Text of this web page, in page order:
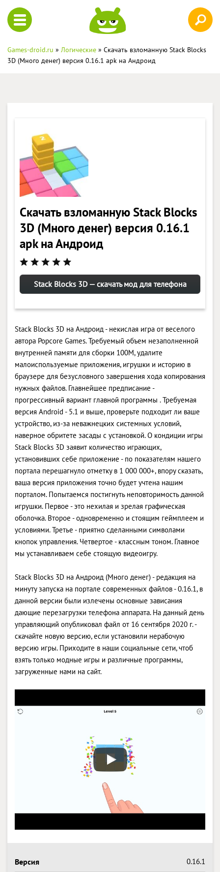
Games-droid.ru » Логические » Скачать взломанную Stack Blocks
3D (Много денег) версия 0.16.1 apk на Андроид
Скачать взломанную Stack Blocks
3D (Много денег) версия 0.16.1
apk на Андроид
Stack Blocks 3D — скачать мод для телефона
Stack Blocks 3D на Андроид - некислая игра от веселого
автора Popcore Games. Требуемый объем незаполненной
внутренней памяти для сборки 100M, удалите
малоиспользуемые приложения, игрушки и историю в
браузере для безусловного завершения хода копирования
нужных файлов. Главнейшее предписание -
прогрессивный вариант главной программы . Требуемая
версия Android - 5.1 и выше, проверьте подходит ли ваше
устройство, из-за неважнецких системных условий,
наверное обритете засады с установкой. О кондиции игры
Stack Blocks 3D заявит количество играющих,
установивших себе приложение - по показателям нашего
портала перешагнуло отметку в 1 000 000+, впору сказать,
ваша версия приложения точно будет учтена нашим
порталом. Попытаемся постигнуть неповторимость данной
игрушки. Первое - это нехилая и зрелая графическая
оболочка. Второе - одновременно и стоящим геймплеем и
условиями. Третье - приятно сделанными символами
кнопок управления. Четвертое - классным тоном. Главное
мы устанавливаем себе стоящую видеоигру.
Stack Blocks 3D на Андроид (Много денег) - редакция на
минуту запуска на портале современных файлов - 0.16.1, в
данной версии были излечены основные зависания
дающие перезагрузки телефона аппарата. На данный день
управляющий опубликовал файл от 16 сентября 2020 г. -
скачайте новую версию, если установили нерабочую
версию игры. Приходите в наши социальные сети, чтоб
взять только модные игры и различные программы,
загруженные нами на сайт.
Версия 0.16.1